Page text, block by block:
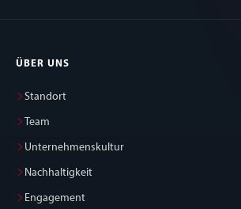
ÜBER UNS
Standort
Team
Unternehmenskultur
Nachhaltigkeit
Engagement